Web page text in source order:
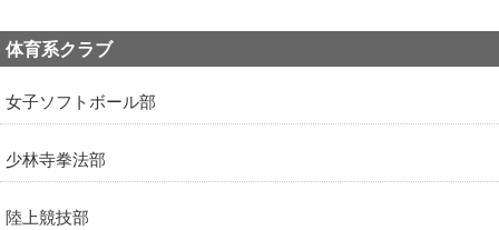
体育系クラブ
女子ソフトボール部
少林寺拳法部
陸上競技部